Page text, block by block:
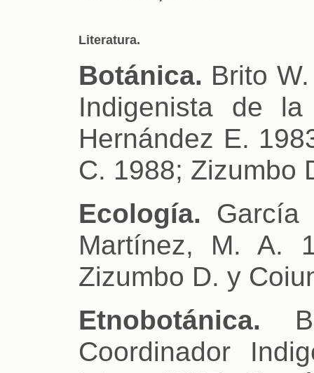
Literatura.
Botánica. Brito
Indigenista de
Hernández E.
C. 1988; Zizumbo
Ecología. García
Martínez, M. A.
Zizumbo D. y
Etnobotánica.
Coordinador